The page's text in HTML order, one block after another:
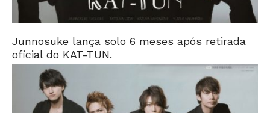
Junnosuke lança solo 6 meses após retirada
oficial do KAT-TUN.